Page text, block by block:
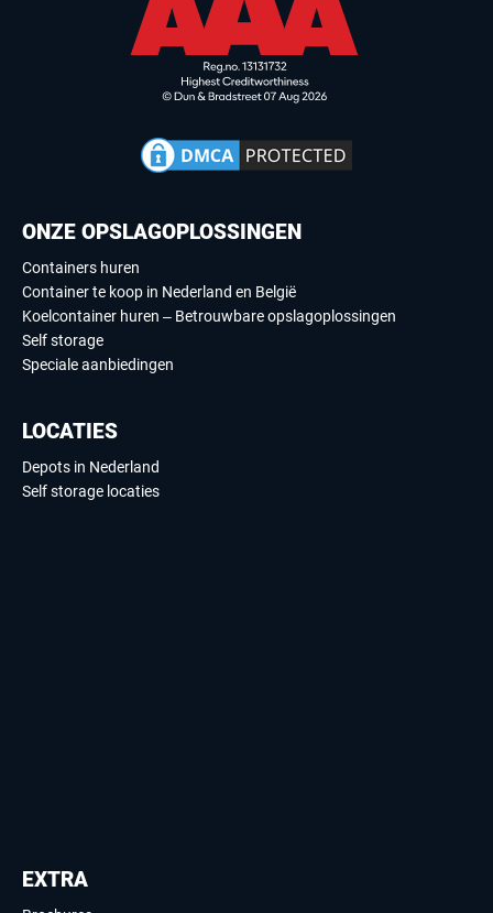
ONZE OPSLAGOPLOSSINGEN
Containers huren
Container te koop in Nederland en België
Koelcontainer huren – Betrouwbare opslagoplossingen
Self storage
Speciale aanbiedingen
LOCATIES
Depots in Nederland
Self storage locaties
EXTRA